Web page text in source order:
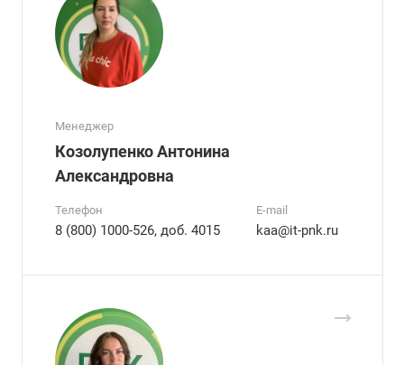
Менеджер
Козолупенко Антонина
Александровна
Телефон
8 (800) 1000-526, доб. 4015
E-mail
kaa@it-pnk.ru